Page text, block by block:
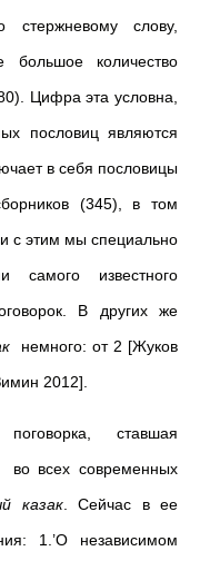
стержневому слову,
количество
Цифра эта условна,
пословиц являются
в себя пословицы
(345), в том
с этим мы специально
самого известного
В других же
немного: от 2 [Жуков
2012].
ставшая
во всех современных
казак. Сейчас в ее
1.’О независимом